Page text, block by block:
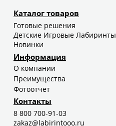
Каталог товаров
Готовые решения
Детские Игровые Лабиринты
Новинки
Информация
О компании
Преимущества
Фотоотчет
Контакты
8 800 700-91-03
zakaz@labirintooo.ru